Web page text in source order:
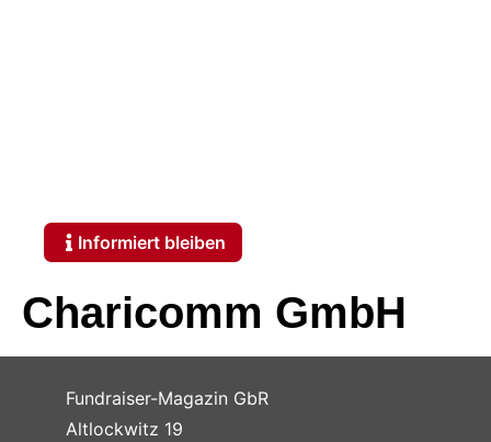
Informiert bleiben
Charicomm GmbH
Fundraiser-Magazin GbR
Altlockwitz 19